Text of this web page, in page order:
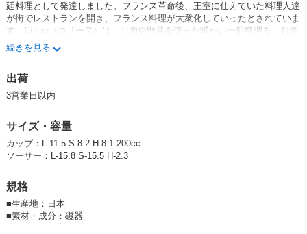
廷料理として発達しました。フランス革命後、王室に仕えていた料理人達
が街でレストランを開き、フランス料理が大衆化していったとされていま
す。Coline（コリーヌ）は、お肉や野菜を使った暖かい一皿料理を、お酒
を飲みながら気のおけない仲間と共に過ごす、ビストロの世界をイメージ
しました。形状はフレンチアンティークをモチーフに、八角形のプレート
しっくりと手に馴染むので気負いなくお使い頂けます。
#コリーヌ
#アンバー
#カップ＆ソーサー
#コーヒーカップ
#ティーカップ
#レリーフ
#ドット
続きを見る
出荷
3営業日以内
サイズ・容量
カップ：L-11.5 S-8.2 H-8.1 200cc
ソーサー：L-15.8 S-15.5 H-2.3
規格
■生産地：日本
■素材・成分：磁器